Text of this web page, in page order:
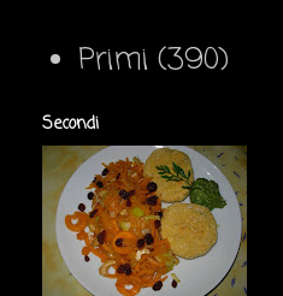
Primi (390)
Secondi